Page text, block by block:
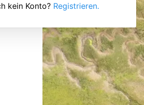
kein Konto? Registrieren.